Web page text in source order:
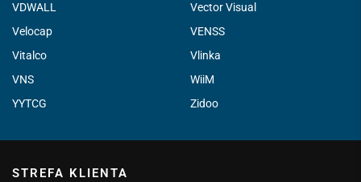
VDWALL
Vector Visual
Velocap
VENSS
Vitalco
Vlinka
VNS
WiiM
YYTCG
Zidoo
STREFA KLIENTA